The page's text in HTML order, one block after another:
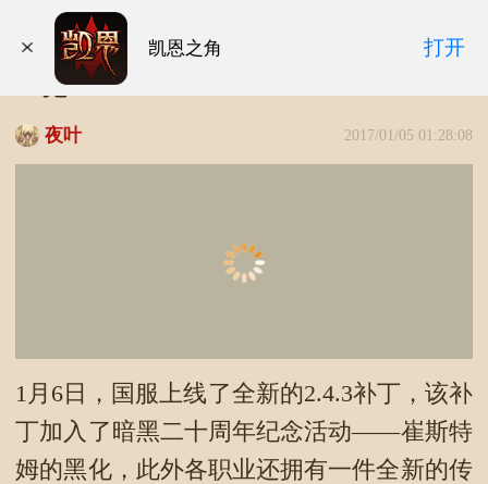
凯恩之角 打开
暗黑3补丁2.4.3国服上线 版本更新改动
一览
夜叶 2017/01/05 01:28:08
1月6日，国服上线了全新的2.4.3补丁，该补
丁加入了暗黑二十周年纪念活动——崔斯特
姆的黑化，此外各职业还拥有一件全新的传